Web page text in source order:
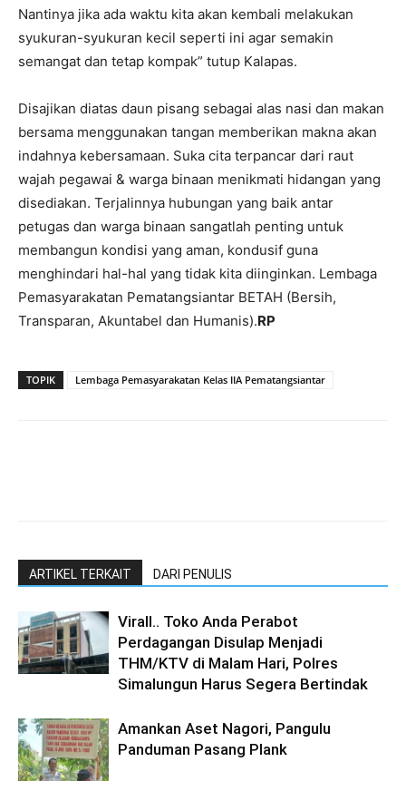
Nantinya jika ada waktu kita akan kembali melakukan
syukuran-syukuran kecil seperti ini agar semakin
semangat dan tetap kompak” tutup Kalapas.
Disajikan diatas daun pisang sebagai alas nasi dan makan
bersama menggunakan tangan memberikan makna akan
indahnya kebersamaan. Suka cita terpancar dari raut
wajah pegawai & warga binaan menikmati hidangan yang
disediakan. Terjalinnya hubungan yang baik antar
petugas dan warga binaan sangatlah penting untuk
membangun kondisi yang aman, kondusif guna
menghindari hal-hal yang tidak kita diinginkan. Lembaga
Pemasyarakatan Pematangsiantar BETAH (Bersih,
Transparan, Akuntabel dan Humanis).RP
TOPIK Lembaga Pemasyarakatan Kelas IIA Pematangsiantar
ARTIKEL TERKAIT DARI PENULIS
Virall.. Toko Anda Perabot
Perdagangan Disulap Menjadi
THM/KTV di Malam Hari, Polres
Simalungun Harus Segera Bertindak
Amankan Aset Nagori, Pangulu
Panduman Pasang Plank